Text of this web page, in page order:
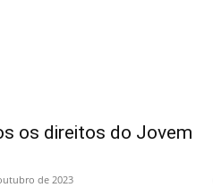
os direitos do Jovem
de 2023